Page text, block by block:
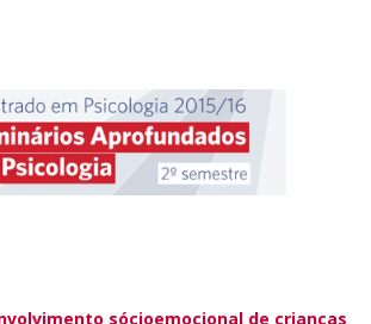
sócioemocional de crianças